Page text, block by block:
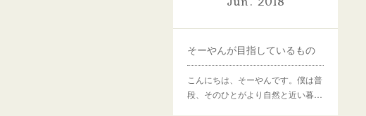
そーやんが目指しているもの
こんにちは、そーやんです。僕は普
段、そのひとがより自然と近い暮…